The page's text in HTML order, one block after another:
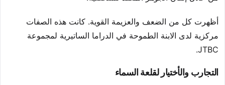
أظهرت كل من الضعف والعزيمة القوية. كانت هذه الصفات
مركزية لدى الابنة الطموحة في الدراما الساتيرية لمجموعة
JTBC.
التجارب والأختيار لقلعة السماء